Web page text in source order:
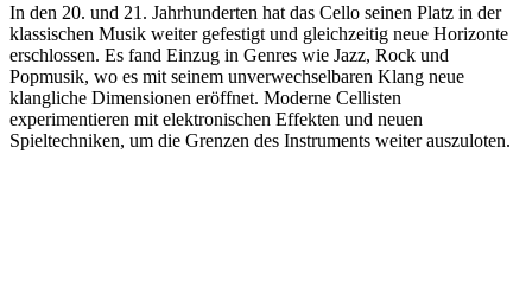
In den 20. und 21. Jahrhunderten hat das Cello seinen Platz in der
klassischen Musik weiter gefestigt und gleichzeitig neue Horizonte
erschlossen. Es fand Einzug in Genres wie Jazz, Rock und
Popmusik, wo es mit seinem unverwechselbaren Klang neue
klangliche Dimensionen eröffnet. Moderne Cellisten
experimentieren mit elektronischen Effekten und neuen
Spieltechniken, um die Grenzen des Instruments weiter auszuloten.